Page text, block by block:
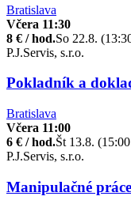
Bratislava
Včera 11:30
8 € / hod.So 22.8.
P.J.Servis, s.r.o.
Pokladník a
Bratislava
Včera 11:00
6 € / hod.Št 13.8.
P.J.Servis, s.r.o.
Manipulačné